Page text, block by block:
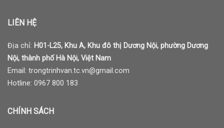
LIÊN HỆ
Địa chỉ: H01-L25, Khu A, Khu đô thị Dương Nội, phường Dương
Nội, thành phố Hà Nội, Việt Nam
Email: trongtrinhvan.tc.vn@gmail.com
Hotline: 0967 800 183
CHÍNH SÁCH